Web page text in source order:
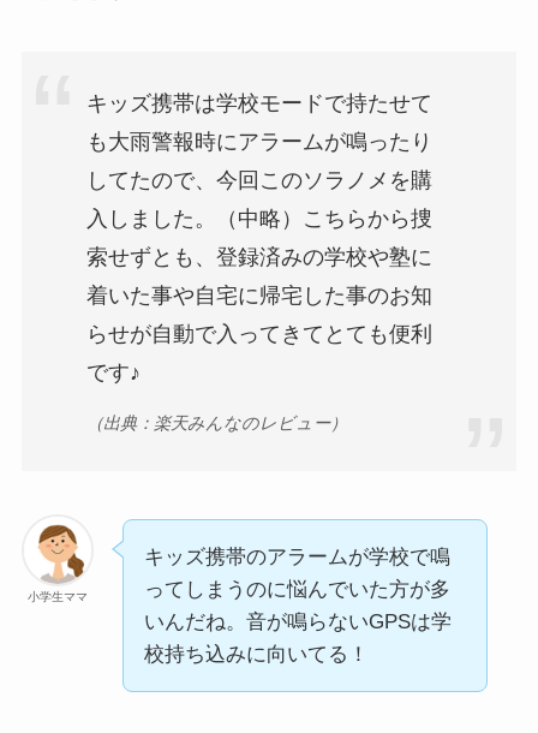
キッズ携帯は学校モードで持たせて
も大雨警報時にアラームが鳴ったり
してたので、今回このソラノメを購
入しました。（中略）こちらから捜
索せずとも、登録済みの学校や塾に
着いた事や自宅に帰宅した事のお知
らせが自動で入ってきてとても便利
です♪
（出典：楽天みんなのレビュー）
小学生ママ
キッズ携帯のアラームが学校で鳴
ってしまうのに悩んでいた方が多
いんだね。音が鳴らないGPSは学
校持ち込みに向いてる！